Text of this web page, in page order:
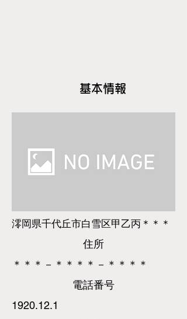
基本情報
澪岡県千代丘市白雪区甲乙丙＊＊＊
​住所
＊＊＊－＊＊＊＊－＊＊＊＊
​電話番号
1920.12.1